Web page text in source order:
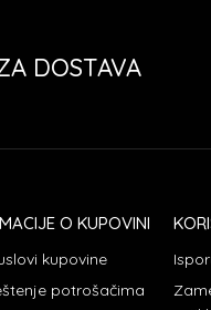
DOSTAVA
O KUPOVINI
kupovine
potrošačima